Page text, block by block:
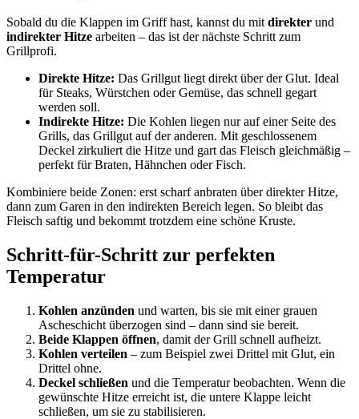
Sobald du die Klappen im Griff hast, kannst du mit direkter und
indirekter Hitze arbeiten – das ist der nächste Schritt zum
Grillprofi.
Direkte Hitze: Das Grillgut liegt direkt über der Glut. Ideal
für Steaks, Würstchen oder Gemüse, das schnell gegart
werden soll.
Indirekte Hitze: Die Kohlen liegen nur auf einer Seite des
Grills, das Grillgut auf der anderen. Mit geschlossenem
Deckel zirkuliert die Hitze und gart das Fleisch gleichmäßig –
perfekt für Braten, Hähnchen oder Fisch.
Kombiniere beide Zonen: erst scharf anbraten über direkter Hitze,
dann zum Garen in den indirekten Bereich legen. So bleibt das
Fleisch saftig und bekommt trotzdem eine schöne Kruste.
Schritt-für-Schritt zur perfekten
Temperatur
Kohlen anzünden und warten, bis sie mit einer grauen
Ascheschicht überzogen sind – dann sind sie bereit.
Beide Klappen öffnen, damit der Grill schnell aufheizt.
Kohlen verteilen – zum Beispiel zwei Drittel mit Glut, ein
Drittel ohne.
Deckel schließen und die Temperatur beobachten. Wenn die
gewünschte Hitze erreicht ist, die untere Klappe leicht
schließen, um sie zu stabilisieren.